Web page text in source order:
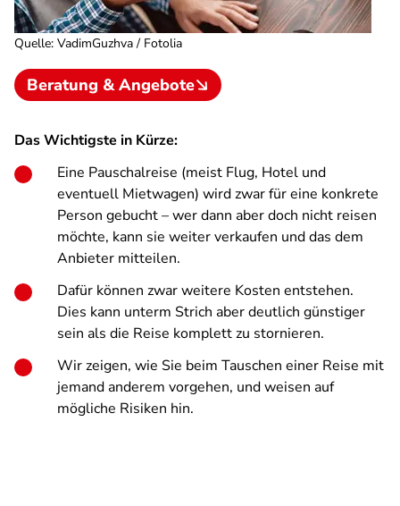
Quelle: VadimGuzhva / Fotolia
Beratung & Angebote
Das Wichtigste in Kürze:
Eine Pauschalreise (meist Flug, Hotel und
eventuell Mietwagen) wird zwar für eine konkrete
Person gebucht – wer dann aber doch nicht reisen
möchte, kann sie weiter verkaufen und das dem
Anbieter mitteilen.
Dafür können zwar weitere Kosten entstehen.
Dies kann unterm Strich aber deutlich günstiger
sein als die Reise komplett zu stornieren.
Wir zeigen, wie Sie beim Tauschen einer Reise mit
jemand anderem vorgehen, und weisen auf
mögliche Risiken hin.